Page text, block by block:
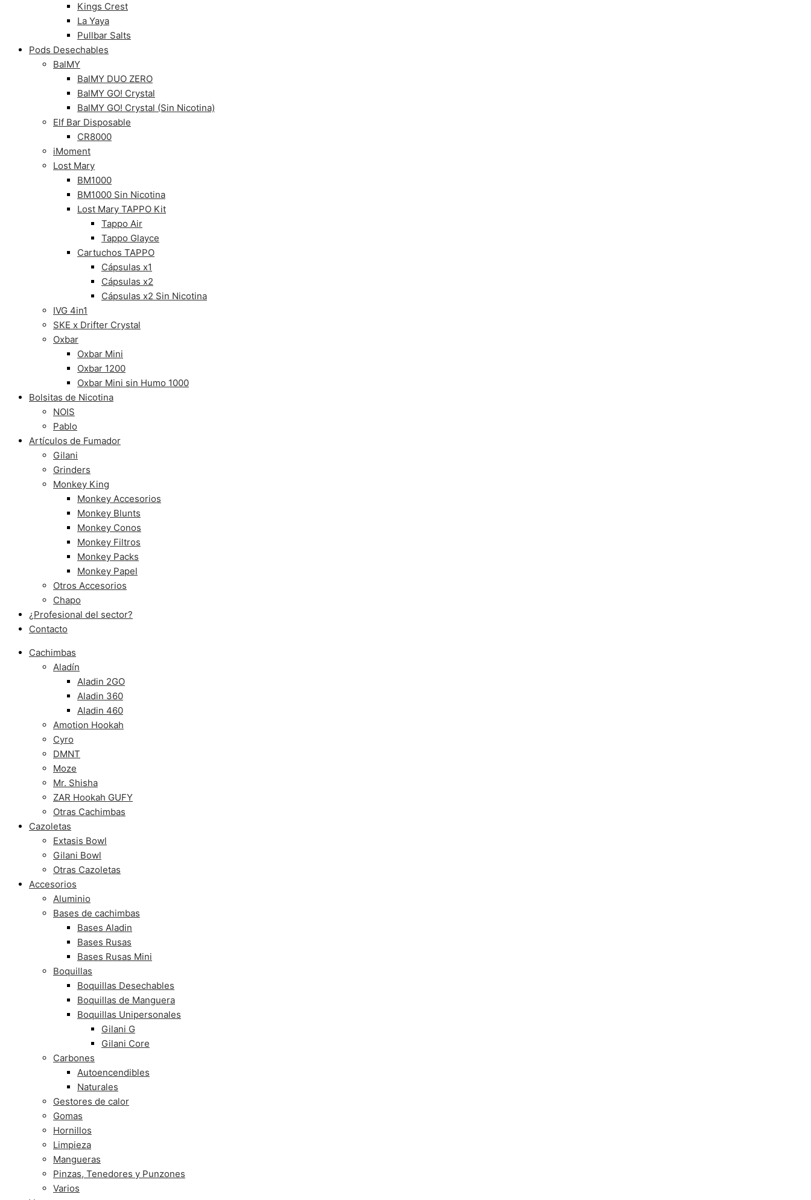
Kings Crest
La Yaya
Pullbar Salts
Pods Desechables
BalMY
BalMY DUO ZERO
BalMY GO! Crystal
BalMY GO! Crystal (Sin Nicotina)
Elf Bar Disposable
CR8000
iMoment
Lost Mary
BM1000
BM1000 Sin Nicotina
Lost Mary TAPPO Kit
Tappo Air
Tappo Glayce
Cartuchos TAPPO
Cápsulas x1
Cápsulas x2
Cápsulas x2 Sin Nicotina
IVG 4in1
SKE x Drifter Crystal
Oxbar
Oxbar Mini
Oxbar 1200
Oxbar Mini sin Humo 1000
Bolsitas de Nicotina
NOIS
Pablo
Artículos de Fumador
Gilani
Grinders
Monkey King
Monkey Accesorios
Monkey Blunts
Monkey Conos
Monkey Filtros
Monkey Packs
Monkey Papel
Otros Accesorios
Chapo
¿Profesional del sector?
Contacto
Cachimbas
Aladín
Aladin 2GO
Aladin 360
Aladin 460
Amotion Hookah
Cyro
DMNT
Moze
Mr. Shisha
ZAR Hookah GUFY
Otras Cachimbas
Cazoletas
Extasis Bowl
Gilani Bowl
Otras Cazoletas
Accesorios
Aluminio
Bases de cachimbas
Bases Aladin
Bases Rusas
Bases Rusas Mini
Boquillas
Boquillas Desechables
Boquillas de Manguera
Boquillas Unipersonales
Gilani G
Gilani Core
Carbones
Autoencendibles
Naturales
Gestores de calor
Gomas
Hornillos
Limpieza
Mangueras
Pinzas, Tenedores y Punzones
Varios